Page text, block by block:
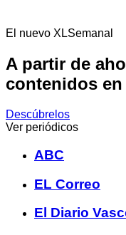
El nuevo XLSemanal
A partir de
contenidos
Descúbrelos
Ver periódicos
ABC
EL Correo
El Diario